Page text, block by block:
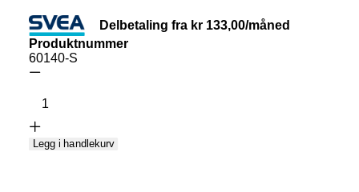
Delbetaling fra kr 133,00/måned
Produktnummer
60140-S
Orust
system
m/silicon
S
Legg i handlekurv